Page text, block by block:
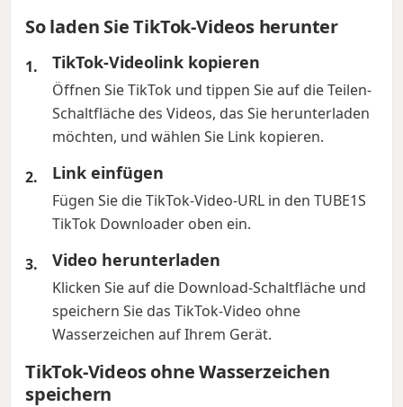
So laden Sie TikTok-Videos herunter
TikTok-Videolink kopieren
Öffnen Sie TikTok und tippen Sie auf die Teilen-
Schaltfläche des Videos, das Sie herunterladen
möchten, und wählen Sie Link kopieren.
Link einfügen
Fügen Sie die TikTok-Video-URL in den TUBE1S
TikTok Downloader oben ein.
Video herunterladen
Klicken Sie auf die Download-Schaltfläche und
speichern Sie das TikTok-Video ohne
Wasserzeichen auf Ihrem Gerät.
TikTok-Videos ohne Wasserzeichen
speichern